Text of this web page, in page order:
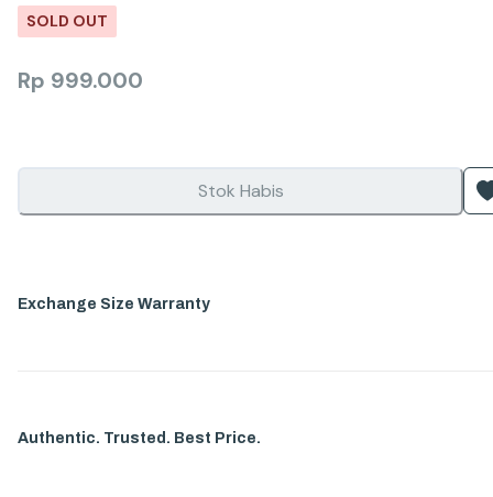
SOLD OUT
Rp 999.000
Stok Habis
Exchange Size Warranty
Authentic. Trusted. Best Price.